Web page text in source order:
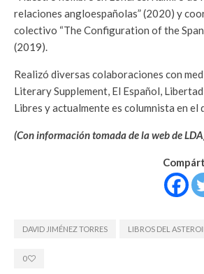
relaciones angloespañolas” (2020) y
colectivo “The Configuration of the
(2019).
Realizó diversas colaboraciones con
Literary Supplement, El Español,
Libres y actualmente es columnista en el
(Con información tomada de la web de
DAVID JIMÉNEZ TORRES LIBROS DEL
0